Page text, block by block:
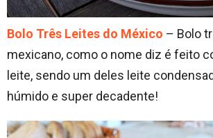
Bolo Três Leites do México – Bolo
mexicano, como o nome diz é feito
leite, sendo um deles leite
húmido e super decadente!